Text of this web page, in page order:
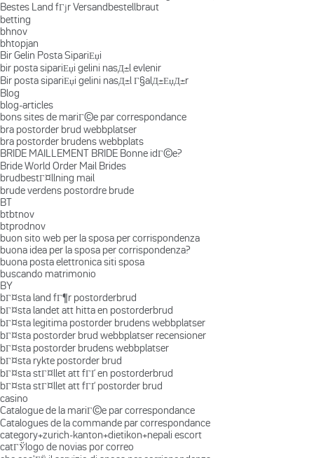
Bestes Land fГјr Versandbestellbraut
betting
bhnov
bhtopjan
Bir Gelin Posta SipariЕџi
bir posta sipariЕџi gelini nasД±l evlenir
Bir posta sipariЕџi gelini nasД±l Г§alД±ЕџД±r
Blog
blog-articles
bons sites de mariГ©e par correspondance
bra postorder brud webbplatser
bra postorder brudens webbplats
BRIDE MAILLEMENT BRIDE Bonne idГ©e?
Bride World Order Mail Brides
brudbestГ¤llning mail
brude verdens postordre brude
BT
btbtnov
btprodnov
buon sito web per la sposa per corrispondenza
buona idea per la sposa per corrispondenza?
buona posta elettronica siti sposa
buscando matrimonio
BY
bГ¤sta land fГ¶r postorderbrud
bГ¤sta landet att hitta en postorderbrud
bГ¤sta legitima postorder brudens webbplatser
bГ¤sta postorder brud webbplatser recensioner
bГ¤sta postorder brudens webbplatser
bГ¤sta rykte postorder brud
bГ¤sta stГ¤llet att fГҐ en postorderbrud
bГ¤sta stГ¤llet att fГҐ postorder brud
casino
Catalogue de la mariГ©e par correspondance
Catalogues de la commande par correspondance
category+zurich-kanton+dietikon+nepali escort
catГЎlogo de novias por correo